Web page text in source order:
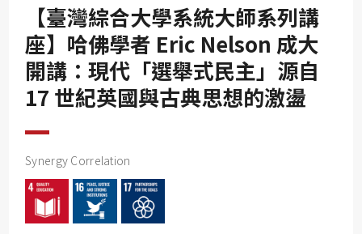
SDG12
SDG13
SDG14
SDG15
【臺灣綜合大學系統大師系列講
座】哈佛學者 Eric Nelson 成大
開講：現代「選舉式民主」源自
17 世紀英國與古典思想的激盪
Synergy Correlation